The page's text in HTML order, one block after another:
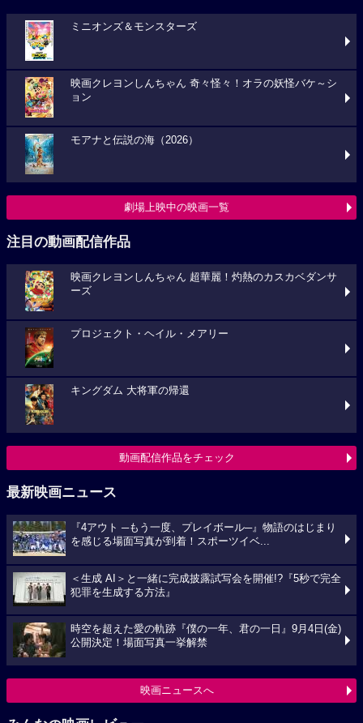
ミニオンズ＆モンスターズ
映画クレヨンしんちゃん 奇々怪々！オラの妖怪バケ～シ
ョン
モアナと伝説の海（2026）
劇場上映中の映画一覧
注目の動画配信作品
映画クレヨンしんちゃん 超華麗！灼熱のカスカベダンサ
ーズ
プロジェクト・ヘイル・メアリー
キングダム 大将軍の帰還
動画配信作品をチェック
最新映画ニュース
『4アウト ─もう一度、プレイボール─』物語のはじまり
を感じる場面写真が到着！スポーツイベ...
＜生成 AI＞と一緒に完成披露試写会を開催!?『5秒で完全
犯罪を生成する方法』
時空を超えた愛の軌跡『僕の一年、君の一日』9月4日(金)
公開決定！場面写真一挙解禁
映画ニュースへ